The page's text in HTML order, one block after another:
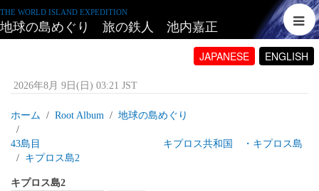
THE WORLD ISLAND EXPEDITION
地球の島めぐり 旅の鉄人 池内嘉正
JAPANESE ENGLISH
2026年8月 9日(日) 03:21 JST
ホーム Root Album 地球の島めぐり
43島目 キプロス共和国 ・キプロス島
キプロス島2
キプロス島2